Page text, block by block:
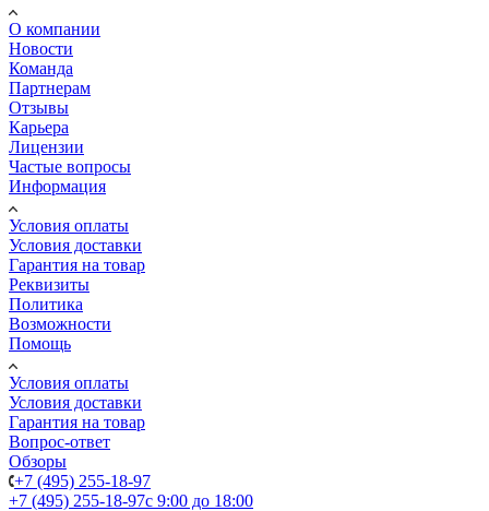
О компании
Новости
Команда
Партнерам
Отзывы
Карьера
Лицензии
Частые вопросы
Информация
Условия оплаты
Условия доставки
Гарантия на товар
Реквизиты
Политика
Возможности
Помощь
Условия оплаты
Условия доставки
Гарантия на товар
Вопрос-ответ
Обзоры
+7 (495) 255-18-97
+7 (495) 255-18-97с 9:00 до 18:00